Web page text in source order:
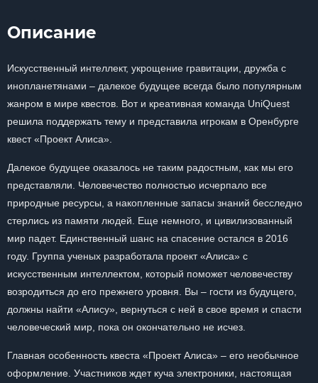
Описание
Искусственный интеллект, укрощение гравитации, дружба с
инопланетянами – далекое будущее всегда было популярным
жанром в мире квестов. Вот и креативная команда UniQuest
решила поддержать тему и представила игрокам в Оренбурге
квест «Проект Алиса».
Далекое будущее оказалось не таким радостным, как мы его
представляли. Человечество полностью исчерпало все
природные ресурсы, а накопленные запасы знаний бесследно
стерлись из памяти людей. Еще немного, и цивилизованный
мир падет. Единственный шанс на спасение остался в 2016
году. Группа ученых разработала проект «Алиса» с
искусственным интеллектом, который поможет человечеству
возродиться до его прежнего уровня. Вы – гости из будущего,
должны найти «Алису», вернуться с ней в свое время и спасти
человеческий мир, пока он окончательно не исчез.
Главная особенность квеста «Проект Алиса» – его необычное
оформление. Участников ждет куча электроники, настоящая